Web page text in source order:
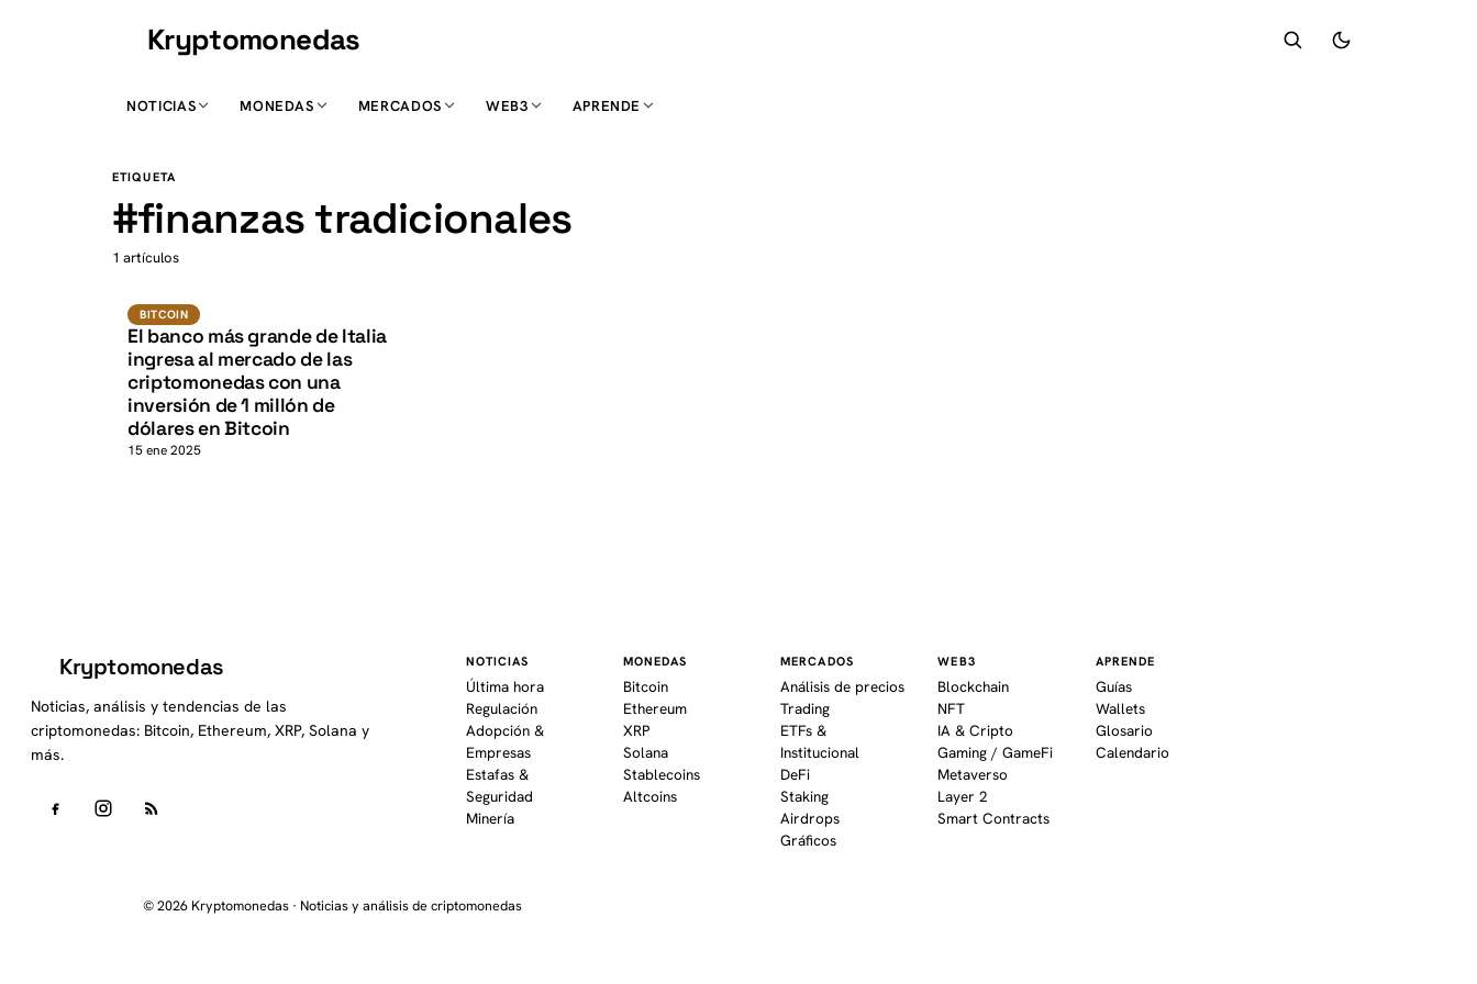
Kryptomonedas
NOTICIAS MONEDAS MERCADOS WEB3 APRENDE
ETIQUETA
#finanzas tradicionales
1 artículos
BITCOIN K
BITCOIN
El banco más grande de Italia
ingresa al mercado de las
criptomonedas con una
inversión de 1 millón de
dólares en Bitcoin
15 ene 2025
Kryptomonedas
Noticias, análisis y tendencias de las
criptomonedas: Bitcoin, Ethereum, XRP, Solana y
más.
NOTICIAS
Última hora
Regulación
Adopción &
Empresas
Estafas &
Seguridad
Minería
MONEDAS
Bitcoin
Ethereum
XRP
Solana
Stablecoins
Altcoins
MERCADOS
Análisis de precios
Trading
ETFs &
Institucional
DeFi
Staking
Airdrops
Gráficos
WEB3
Blockchain
NFT
IA & Cripto
Gaming / GameFi
Metaverso
Layer 2
Smart Contracts
APRENDE
Guías
Wallets
Glosario
Calendario
© 2026 Kryptomonedas · Noticias y análisis de criptomonedas